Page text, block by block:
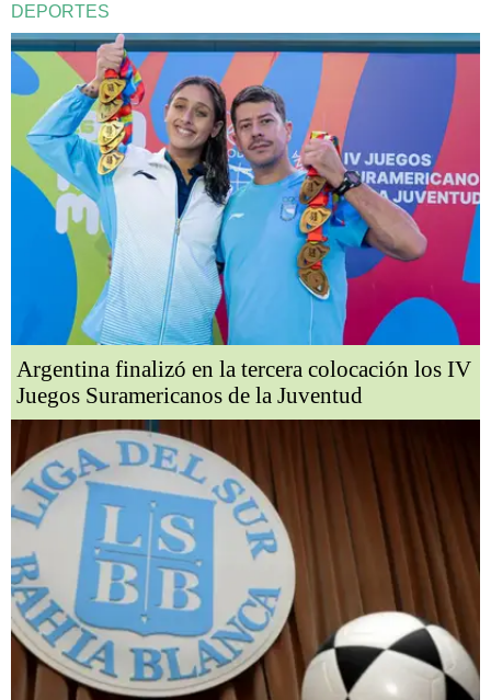
DEPORTES
Argentina finalizó en la tercera colocación los IV
Juegos Suramericanos de la Juventud